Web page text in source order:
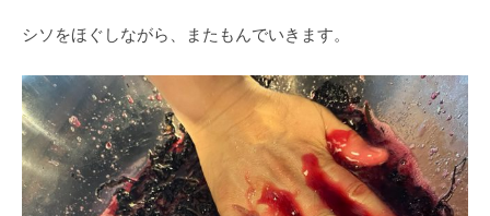
シソをほぐしながら、またもんでいきます。